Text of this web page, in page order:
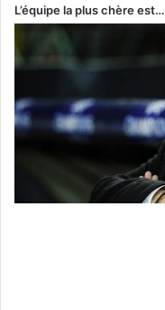
L’équipe la plus chère est…